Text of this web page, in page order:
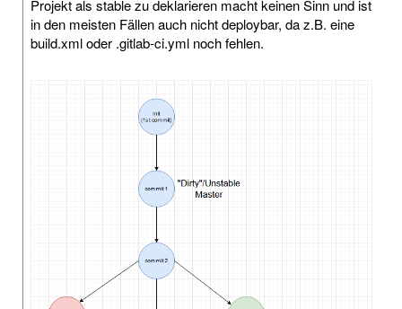
Projekt als stable zu deklarieren macht keinen Sinn und ist
in den meisten Fällen auch nicht deploybar, da z.B. eine
build.xml oder .gitlab-ci.yml noch fehlen.